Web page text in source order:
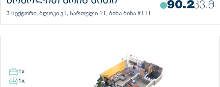
3 სექტორი, ბლოკი ვ1 , სართული 11 , ბინა ბინა #111
90.2ᲙᲕ.Მ
1 x
1 x